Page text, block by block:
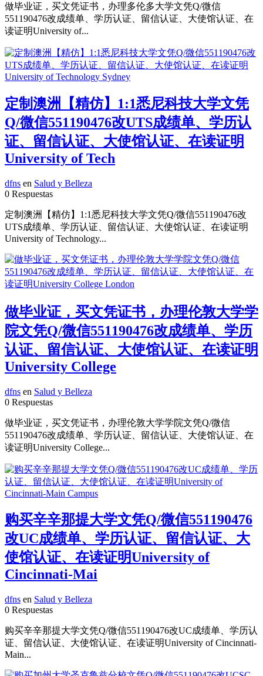
做毕业证，买文凭证书，办理多伦多大学文凭Q/微信
551190476改成绩单、学历认证、留信认证、大使馆认证、在
读证明University of...
定制澳洲【精仿】1:1悉尼科技大学文凭
Q/微信551190476改UTS成绩单、学历认
证、留信认证、大使馆认证、在读证明
University of Tech
dfns en Salud y Belleza
0 Respuestas
定制澳洲【精仿】1:1悉尼科技大学文凭Q/微信551190476改
UTS成绩单、学历认证、留信认证、大使馆认证、在读证明
University of Technology...
做毕业证，买文凭证书，办理伦敦大学学
院文凭Q/微信551190476改成绩单、学历
认证、留信认证、大使馆认证、在读证明
University College
dfns en Salud y Belleza
0 Respuestas
做毕业证，买文凭证书，办理伦敦大学学院文凭Q/微信
551190476改成绩单、学历认证、留信认证、大使馆认证、在
读证明University College...
购买辛辛那提大学文凭Q/微信551190476
改UC成绩单、学历认证、留信认证、大
使馆认证、在读证明University of
Cincinnati-Mai
dfns en Salud y Belleza
0 Respuestas
购买辛辛那提大学文凭Q/微信551190476改UC成绩单、学历认
证、留信认证、大使馆认证、在读证明University of Cincinnati-
Main...